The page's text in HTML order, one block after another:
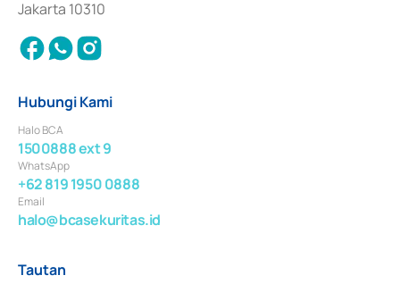
Jakarta 10310
Hubungi Kami
Halo BCA
1500888 ext 9
WhatsApp
+62 819 1950 0888
Email
halo@bcasekuritas.id
Tautan